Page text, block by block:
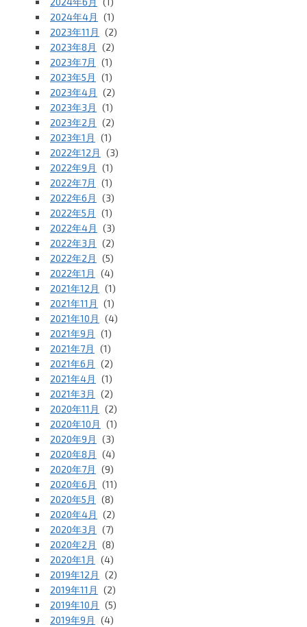
2024年4月
(1)
2023年11月
(2)
2023年8月
(2)
2023年7月
(1)
2023年5月
(1)
2023年4月
(2)
2023年3月
(1)
2023年2月
(2)
2023年1月
(1)
2022年12月
(3)
2022年9月
(1)
2022年7月
(1)
2022年6月
(3)
2022年5月
(1)
2022年4月
(3)
2022年3月
(2)
2022年2月
(5)
2022年1月
(4)
2021年12月
(1)
2021年11月
(1)
2021年10月
(4)
2021年9月
(1)
2021年7月
(1)
2021年6月
(2)
2021年4月
(1)
2021年3月
(2)
2020年11月
(2)
2020年10月
(1)
2020年9月
(3)
2020年8月
(4)
2020年7月
(9)
2020年6月
(11)
2020年5月
(8)
2020年4月
(2)
2020年3月
(7)
2020年2月
(8)
2020年1月
(4)
2019年12月
(2)
2019年11月
(2)
2019年10月
(5)
2019年9月
(4)